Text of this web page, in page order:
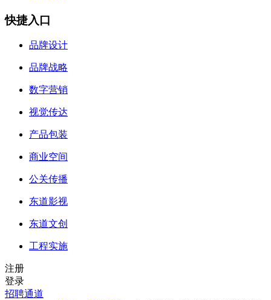
快捷入口
品牌设计
品牌战略
数字营销
视觉传达
产品包装
商业空间
公关传播
东道影视
东道文创
工程实施
注册
登录
招聘通道